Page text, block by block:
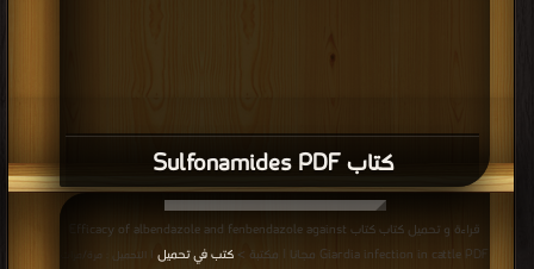
كتاب Sulfonamides PDF
قراءة و تحميل كتاب كتاب Efficacy of albendazole and fenbendazole against
Giardia infection in cattle PDF مجانا | مكتبة >
كتب في تحميل | التحميل : مرة/مرات